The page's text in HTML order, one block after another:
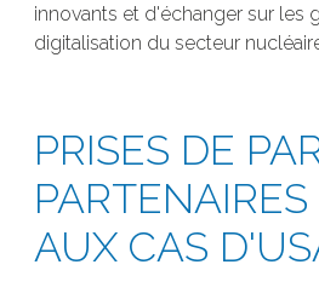
innovants et d'échanger sur les
digitalisation du secteur
PRISES DE
AUX CAS